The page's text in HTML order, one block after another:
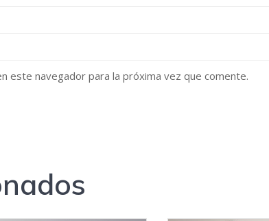
este navegador para la próxima vez que comente.